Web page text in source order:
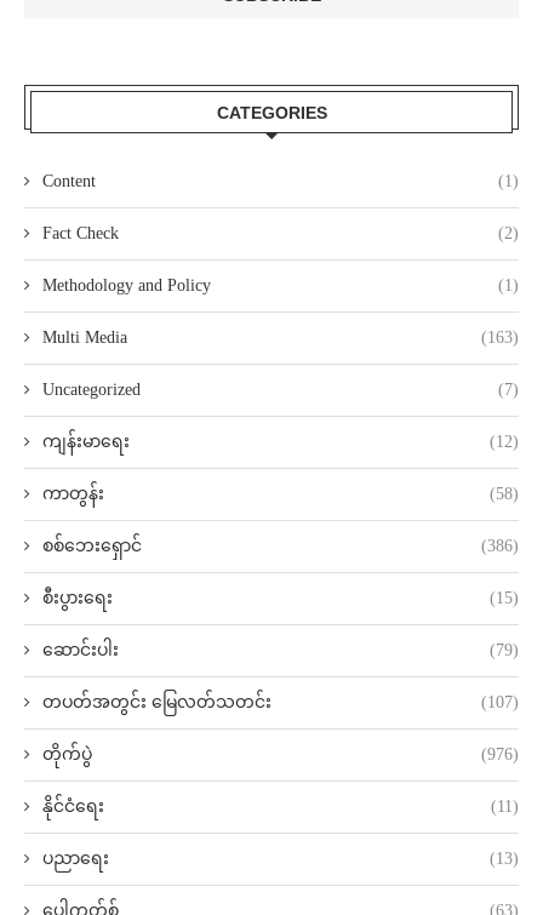
CATEGORIES
Content (1)
Fact Check (2)
Methodology and Policy (1)
Multi Media (163)
Uncategorized (7)
ကျန်းမာရေး (12)
ကာတွန်း (58)
စစ်ဘေးရှောင် (386)
စီးပွားရေး (15)
ဆောင်းပါး (79)
တပတ်အတွင်း မြေလတ်သတင်း (107)
တိုက်ပွဲ (976)
နိုင်ငံရေး (11)
ပညာရေး (13)
ပေါ့ကတ်စ် (63)